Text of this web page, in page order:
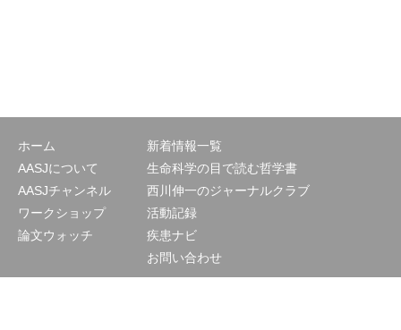
ホーム
AASJについて
AASJチャンネル
ワークショップ
論文ウォッチ
新着情報一覧
生命科学の目で読む哲学書
西川伸一のジャーナルクラブ
活動記録
疾患ナビ
お問い合わせ